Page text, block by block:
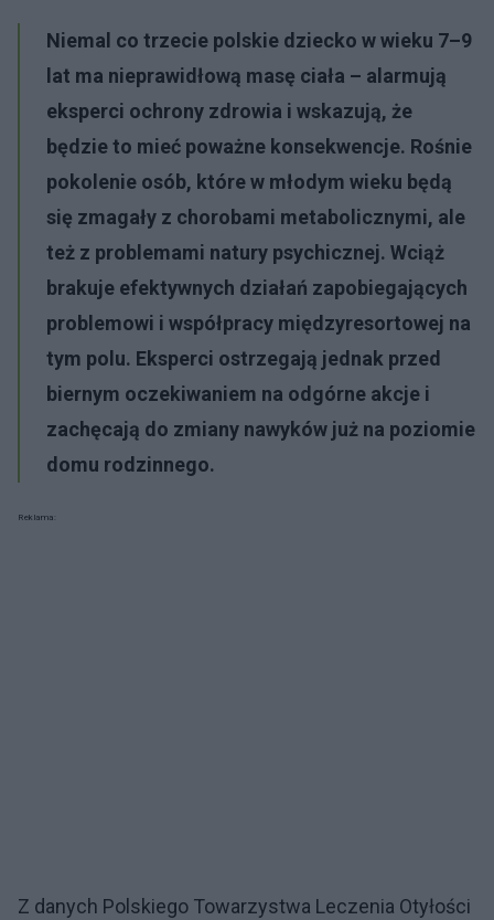
Niemal co trzecie polskie dziecko w wieku 7–9
lat ma nieprawidłową masę ciała – alarmują
eksperci ochrony zdrowia i wskazują, że
będzie to mieć poważne konsekwencje. Rośnie
pokolenie osób, które w młodym wieku będą
się zmagały z chorobami metabolicznymi, ale
też z problemami natury psychicznej. Wciąż
brakuje efektywnych działań zapobiegających
problemowi i współpracy międzyresortowej na
tym polu. Eksperci ostrzegają jednak przed
biernym oczekiwaniem na odgórne akcje i
zachęcają do zmiany nawyków już na poziomie
domu rodzinnego.
Reklama:
Z danych Polskiego Towarzystwa Leczenia Otyłości